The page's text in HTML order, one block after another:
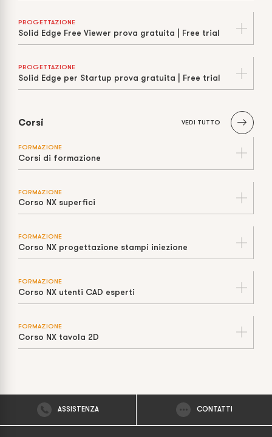
PROGETTAZIONE
Solid Edge Free Viewer prova gratuita | Free trial
PROGETTAZIONE
Solid Edge per Startup prova gratuita | Free trial
Corsi VEDI TUTTO
FORMAZIONE
Corsi di formazione
FORMAZIONE
Corso NX superfici
FORMAZIONE
Corso NX progettazione stampi iniezione
FORMAZIONE
Corso NX utenti CAD esperti
FORMAZIONE
Corso NX tavola 2D
ASSISTENZA CONTATTI